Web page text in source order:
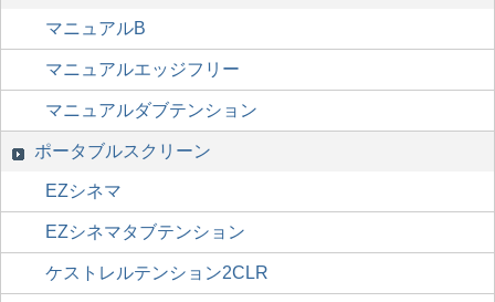
マニュアルB
マニュアルエッジフリー
マニュアルダブテンション
ポータブルスクリーン
EZシネマ
EZシネマタブテンション
ケストレルテンション2CLR